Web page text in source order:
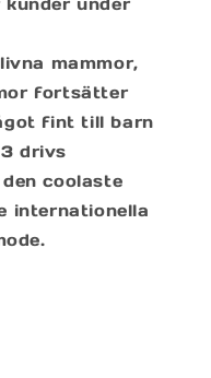
mammor,
fortsätter
fint till barn
drivs
coolaste
internationella